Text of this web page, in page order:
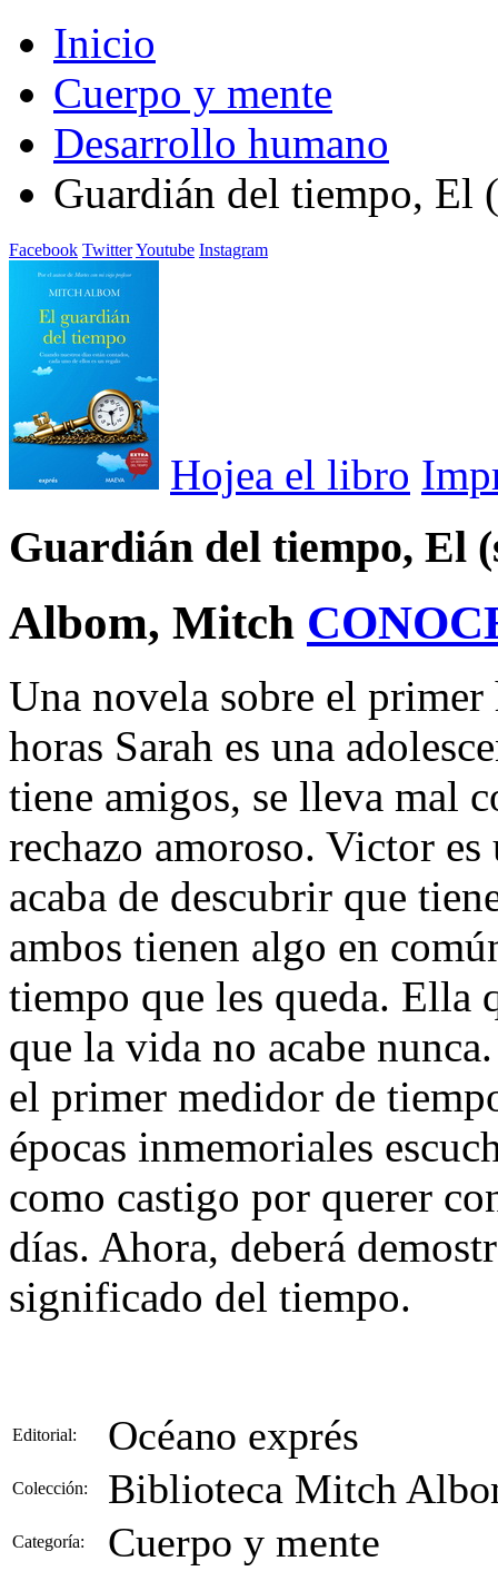
Inicio
Cuerpo y mente
Desarrollo humano
Guardián del tiempo, El
Facebook TwitterYoutube Instagram
Hojea el libro
Guardián del tiempo, El
Albom, Mitch
Una novela sobre el
horas Sarah es una
tiene amigos, se lleva mal
rechazo amoroso. Victor
acaba de descubrir que
ambos tienen algo en
tiempo que les queda. Ella
que la vida no acabe
el primer medidor de
épocas inmemoriales
como castigo por querer
días. Ahora, deberá
significado del tiempo.
Editorial: Océano exprés
Colección: Biblioteca Mitch
Categoría: Cuerpo y mente